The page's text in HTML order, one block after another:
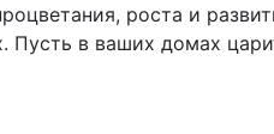
роста и
Пусть в ваших домах